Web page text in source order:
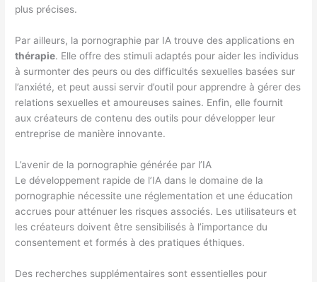
plus précises.
Par ailleurs, la pornographie par IA trouve des applications en
thérapie. Elle offre des stimuli adaptés pour aider les individus
à surmonter des peurs ou des difficultés sexuelles basées sur
l’anxiété, et peut aussi servir d’outil pour apprendre à gérer des
relations sexuelles et amoureuses saines. Enfin, elle fournit
aux créateurs de contenu des outils pour développer leur
entreprise de manière innovante.
L’avenir de la pornographie générée par l’IA
Le développement rapide de l’IA dans le domaine de la
pornographie nécessite une réglementation et une éducation
accrues pour atténuer les risques associés. Les utilisateurs et
les créateurs doivent être sensibilisés à l’importance du
consentement et formés à des pratiques éthiques.
Des recherches supplémentaires sont essentielles pour